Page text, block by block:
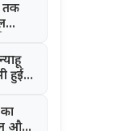
तक
हुई